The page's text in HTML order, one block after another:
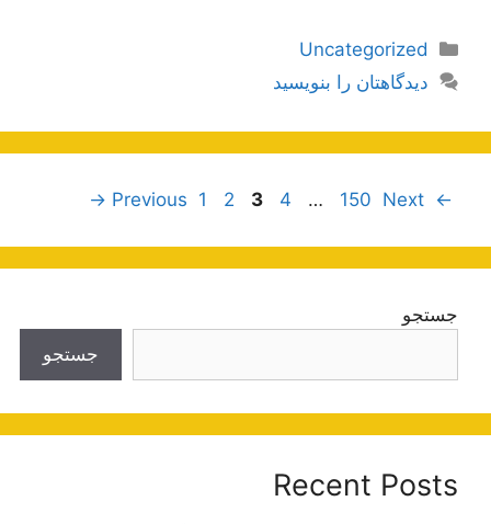
دسته‌ها
Uncategorized
دیدگاهتان را بنویسید
ناوبری
←
Page 1
Page 2
Page 3
Page 4 …
Page 150 Next
→
جستجو
جستجو
Recent Posts